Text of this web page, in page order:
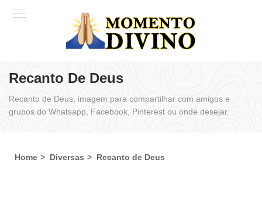
Recanto De Deus
Recanto de Deus, imagem para compartilhar com amigos e
grupos do Whatsapp, Facebook, Pinterest ou onde desejar.
Home Diversas Recanto de Deus